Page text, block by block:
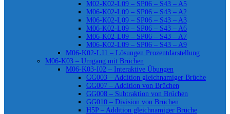
M02-K02-L09 – SP06 – S43 – A5
M06-K02-L09 – SP06 – S43 – A2
M06-K02-L09 – SP06 – S43 – A3
M06-K02-L09 – SP06 – S43 – A6
M06-K02-L09 – SP06 – S43 – A7
M06-K02-L09 – SP06 – S43 – A9
M06-K02-L11 – Lösungen Prozentdarstellung
M06-K03 – Umgang mit Brüchen
M06-K03-I02 – Interaktive Übungen
GG003 – Addition gleichnamiger Brüche
GG007 – Addition von Brüchen
GG008 – Subtraktion von Brüchen
GG010 – Division von Brüchen
H5P – Addition gleichnamiger Brüche